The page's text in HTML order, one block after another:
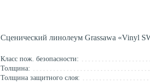
Сценический линолеум Grassawa «Vinyl
Класс пож. безопасности:
Толщина:
Толщина защитного слоя: